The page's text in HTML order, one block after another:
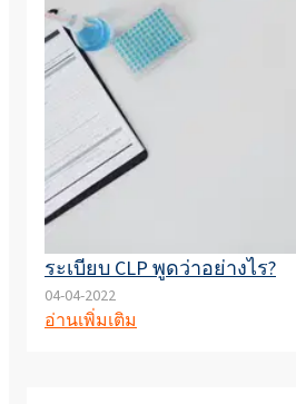
ระเบียบ CLP พูดว่าอย่างไร?
04-04-2022
อ่านเพิ่มเติม